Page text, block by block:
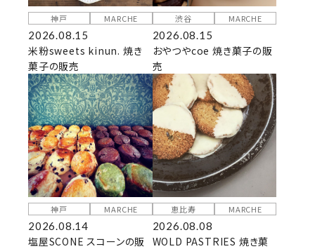
神戸 MARCHE
2026.08.15
米粉sweets kinun. 焼き
菓子の販売
渋谷 MARCHE
2026.08.15
おやつやcoe 焼き菓子の販
売
神戸 MARCHE
2026.08.14
塩屋SCONE スコーンの販
恵比寿 MARCHE
2026.08.08
WOLD PASTRIES 焼き菓